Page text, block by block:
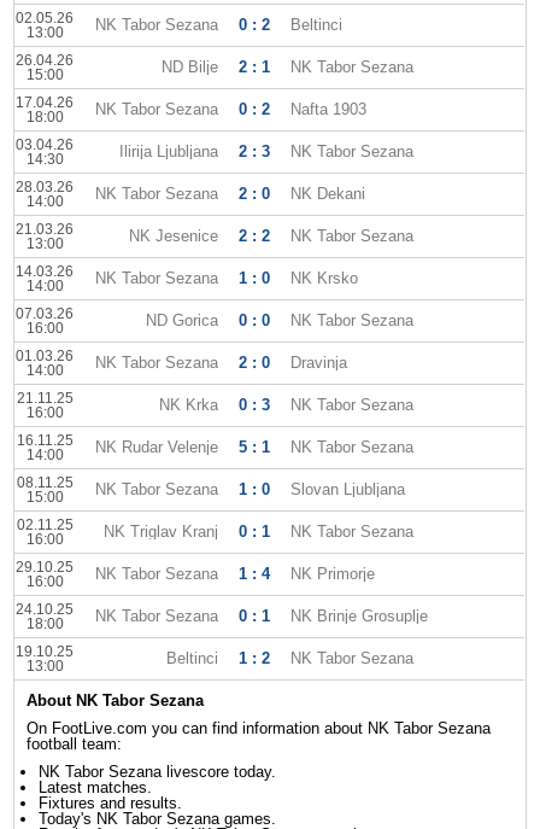
02.05.26
13:00
NK Tabor Sezana 0 : 2 Beltinci
26.04.26
15:00
ND Bilje 2 : 1 NK Tabor Sezana
17.04.26
18:00
NK Tabor Sezana 0 : 2 Nafta 1903
03.04.26
14:30
Ilirija Ljubljana 2 : 3 NK Tabor Sezana
28.03.26
14:00
NK Tabor Sezana 2 : 0 NK Dekani
21.03.26
13:00
NK Jesenice 2 : 2 NK Tabor Sezana
14.03.26
14:00
NK Tabor Sezana 1 : 0 NK Krsko
07.03.26
16:00
ND Gorica 0 : 0 NK Tabor Sezana
01.03.26
14:00
NK Tabor Sezana 2 : 0 Dravinja
21.11.25
16:00
NK Krka 0 : 3 NK Tabor Sezana
16.11.25
14:00
NK Rudar Velenje 5 : 1 NK Tabor Sezana
08.11.25
15:00
NK Tabor Sezana 1 : 0 Slovan Ljubljana
02.11.25
16:00
NK Triglav Kranj 0 : 1 NK Tabor Sezana
29.10.25
16:00
NK Tabor Sezana 1 : 4 NK Primorje
24.10.25
18:00
NK Tabor Sezana 0 : 1 NK Brinje Grosuplje
19.10.25
13:00
Beltinci 1 : 2 NK Tabor Sezana
About NK Tabor Sezana
On FootLive.com you can find information about NK Tabor Sezana
football team:
NK Tabor Sezana livescore today.
Latest matches.
Fixtures and results.
Today's NK Tabor Sezana games.